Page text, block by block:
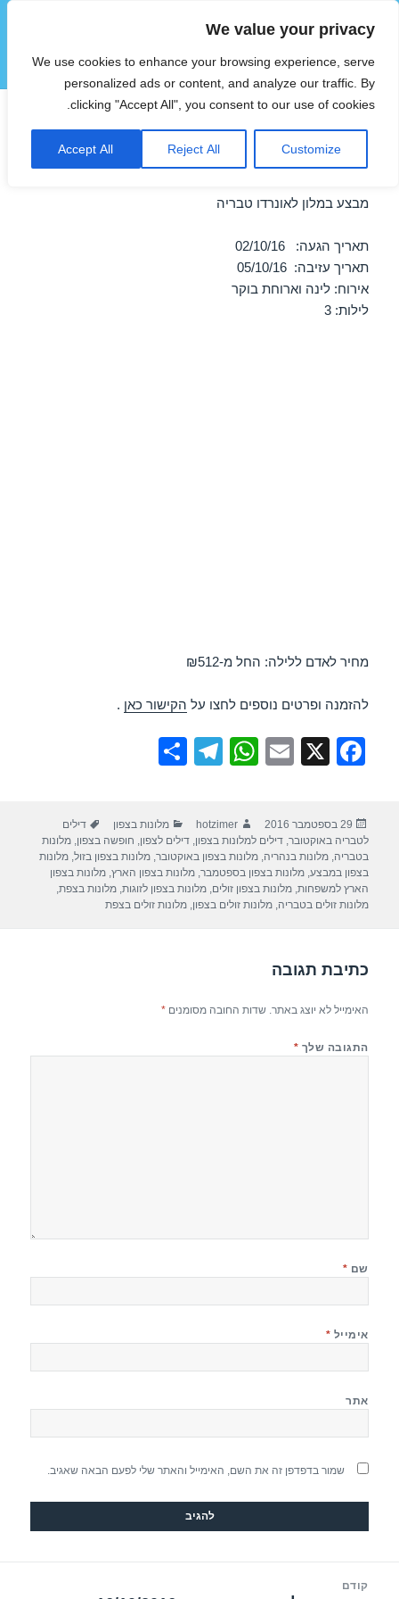
We value your privacy
We use cookies to enhance your browsing experience, serve
personalized ads or content, and analyze our traffic. By
clicking "Accept All", you consent to our use of cookies.
Customize
Reject All
Accept All
הוטצימר
תפריטים
ווידג'טים
חופשה במלון לאונרדו טבריה –
02/10/2016
מבצע במלון לאונרדו טבריה
תאריך הגעה: 02/10/16
תאריך עזיבה: 05/10/16
אירוח: לינה וארוחת בוקר
לילות: 3
מחיר לאדם ללילה: החל מ-₪512
להזמנה ופרטים נוספים לחצו על הקישור כאן .
F
e
b
o
X
E
W
s
A
p
T
gr
a
m
e
פורסם
בתאריך
29 בספטמבר 2016 מחבר
hotzimer קטגוריות
מלונות בצפון תגיות
דילים
לטבריה באוקטובר,דילים למלונות בצפון,דילים לצפון, חופשה בצפון,מלונות
בטבריה,מלונות בנהריה,מלונות בצפון באוקטובר,מלונות בצפון בזול,מלונות
בצפון במבצע,מלונות בצפון בספטמבר,מלונות בצפון הארץ,מלונות בצפון
הארץ למשפחות,מלונות בצפון זולים,מלונות בצפון לזוגות,מלונות בצפת,
מלונות זולים בטבריה,מלונות זולים בצפון,מלונות זולים בצפת
כתיבת תגובה
האימייל לא יוצג באתר. שדות החובה מסומנים*
התגובה שלך *
שם *
אימייל *
אתר
שמור בדפדפן זה את השם, האימייל והאתר שלי לפעם הבאה שאגיב.
קודם